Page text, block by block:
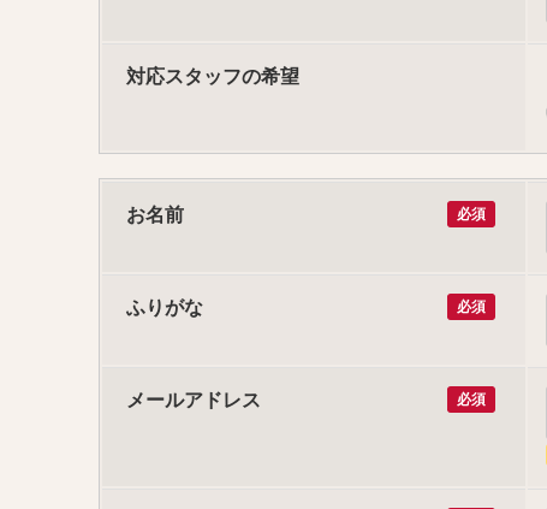
対応スタッフの希望
お名前 必須
ふりがな 必須
メールアドレス 必須